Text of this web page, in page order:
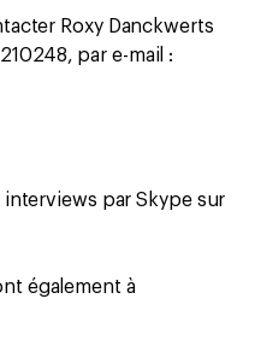
Roxy Danckwerts
par e-mail :
interviews par Skype sur
également à